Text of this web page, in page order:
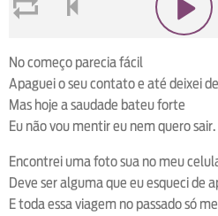
No começo parecia fácil
Apaguei o seu contato e até deixei
Mas hoje a saudade bateu forte
Eu não vou mentir eu nem quero sair.
Encontrei uma foto sua no meu
Deve ser alguma que eu esqueci de
E toda essa viagem no passado só